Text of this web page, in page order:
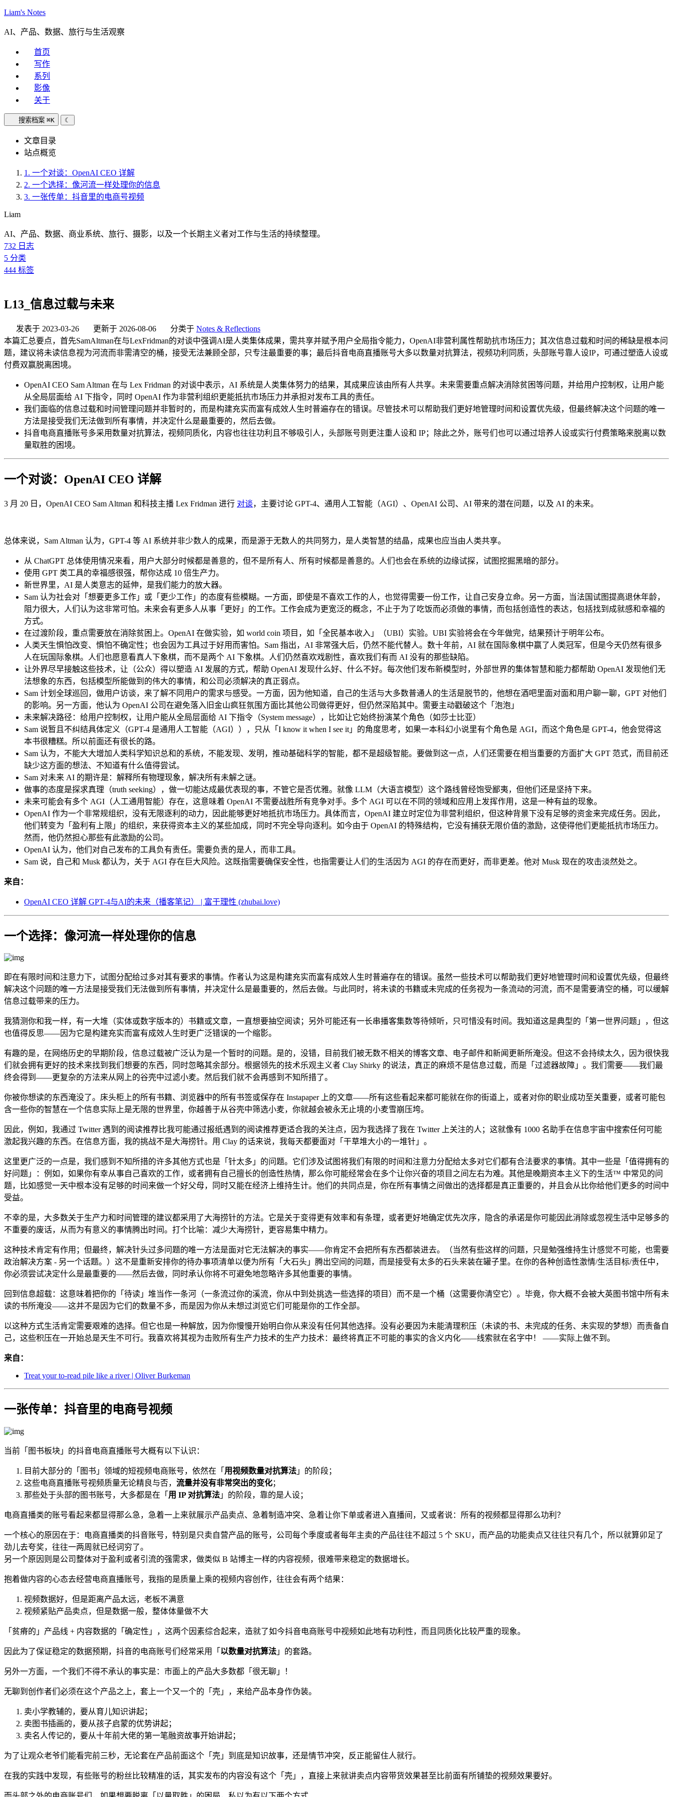
Liam's Notes
AI、产品、数据、旅行与生活观察
首页
写作
系列
影像
关于
搜索档案 ⌘K ☾
文章目录
站点概览
1. 一个对谈：OpenAI CEO 详解
2. 一个选择：像河流一样处理你的信息
3. 一张传单：抖音里的电商号视频
Liam
AI、产品、数据、商业系统、旅行、摄影，以及一个长期主义者对工作与生活的持续整理。
732 日志
5 分类
444 标签
L13_信息过载与未来
发表于 2023-03-26 更新于 2026-08-06 分类于 Notes & Reflections
本篇汇总要点，首先SamAltman在与LexFridman的对谈中强调AI是人类集体成果，需共享并赋予用户全局指令能力，OpenAI非营利属性帮助抗市场压力；其次信息过载和时间的稀缺是根本问
题，建议将未读信息视为河流而非需清空的桶，接受无法兼顾全部，只专注最重要的事；最后抖音电商直播账号大多以数量对抗算法，视频功利同质，头部账号靠人设IP，可通过塑造人设或
付费双赢脱离困境。
OpenAI CEO Sam Altman 在与 Lex Fridman 的对谈中表示，AI 系统是人类集体努力的结果，其成果应该由所有人共享。未来需要重点解决消除贫困等问题，并给用户控制权，让用户能
从全局层面给 AI 下指令，同时 OpenAI 作为非营利组织更能抵抗市场压力并承担对发布工具的责任。
我们面临的信息过载和时间管理问题并非暂时的，而是构建充实而富有成效人生时普遍存在的错误。尽管技术可以帮助我们更好地管理时间和设置优先级，但最终解决这个问题的唯一
方法是接受我们无法做到所有事情，并决定什么是最重要的，然后去做。
抖音电商直播账号多采用数量对抗算法，视频同质化，内容也往往功利且不够吸引人，头部账号则更注重人设和 IP；除此之外，账号们也可以通过培养人设或实行付费策略来脱离以数
量取胜的困境。
一个对谈：OpenAI CEO 详解
3 月 20 日，OpenAI CEO Sam Altman 和科技主播 Lex Fridman 进行 对谈，主要讨论 GPT-4、通用人工智能（AGI）、OpenAI 公司、AI 带来的潜在问题，以及 AI 的未来。
总体来说，Sam Altman 认为，GPT-4 等 AI 系统并非少数人的成果，而是源于无数人的共同努力，是人类智慧的结晶，成果也应当由人类共享。
从 ChatGPT 总体使用情况来看，用户大部分时候都是善意的，但不是所有人、所有时候都是善意的。人们也会在系统的边缘试探，试图挖掘黑暗的部分。
使用 GPT 类工具的幸福感很强，帮你达成 10 倍生产力。
新世界里，AI 是人类意志的延伸，是我们能力的放大器。
Sam 认为社会对「想要更多工作」或「更少工作」的态度有些模糊。一方面，即使是不喜欢工作的人，也觉得需要一份工作，让自己安身立命。另一方面，当法国试图提高退休年龄，
阻力很大，人们认为这非常可怕。未来会有更多人从事「更好」的工作。工作会成为更宽泛的概念，不止于为了吃饭而必须做的事情，而包括创造性的表达，包括找到成就感和幸福的
方式。
在过渡阶段，重点需要放在消除贫困上。OpenAI 在做实验，如 world coin 项目，如「全民基本收入」（UBI）实验。UBI 实验将会在今年做完，结果预计于明年公布。
人类天生惧怕改变、惧怕不确定性；也会因为工具过于好用而害怕。Sam 指出，AI 非常强大后，仍然不能代替人。数十年前，AI 就在国际象棋中赢了人类冠军，但是今天仍然有很多
人在玩国际象棋。人们也愿意看真人下象棋，而不是两个 AI 下象棋。人们仍然喜欢戏剧性，喜欢我们有而 AI 没有的那些缺陷。
让外界尽早接触这些技术，让（公众）得以塑造 AI 发展的方式，帮助 OpenAI 发现什么好、什么不好。每次他们发布新模型时，外部世界的集体智慧和能力都帮助 OpenAI 发现他们无
法想象的东西，包括模型所能做到的伟大的事情，和公司必须解决的真正弱点。
Sam 计划全球巡回，做用户访谈，来了解不同用户的需求与感受。一方面，因为他知道，自己的生活与大多数普通人的生活是脱节的，他想在酒吧里面对面和用户聊一聊，GPT 对他们
的影响。另一方面，他认为 OpenAI 公司在避免落入旧金山疯狂氛围方面比其他公司做得更好，但仍然深陷其中。需要主动戳破这个「泡泡」
未来解决路径：给用户控制权，让用户能从全局层面给 AI 下指令（System message），比如让它始终扮演某个角色（如莎士比亚）
Sam 说暂且不纠结具体定义（GPT-4 是通用人工智能（AGI）），只从「I know it when I see it」的角度思考，如果一本科幻小说里有个角色是 AGI，而这个角色是 GPT-4，他会觉得这
本书很糟糕。所以前面还有很长的路。
Sam 认为，不能大大增加人类科学知识总和的系统，不能发现、发明，推动基础科学的智能，都不是超级智能。要做到这一点，人们还需要在相当重要的方面扩大 GPT 范式，而目前还
缺少这方面的想法、不知道有什么值得尝试。
Sam 对未来 AI 的期许是：解释所有物理现象，解决所有未解之谜。
做事的态度是探求真理（truth seeking），做一切能达成最优表现的事，不管它是否优雅。就像 LLM（大语言模型）这个路线曾经饱受鄙夷，但他们还是坚持下来。
未来可能会有多个 AGI（人工通用智能）存在，这意味着 OpenAI 不需要战胜所有竞争对手。多个 AGI 可以在不同的领域和应用上发挥作用，这是一种有益的现象。
OpenAI 作为一个非常规组织，没有无限逐利的动力，因此能够更好地抵抗市场压力。具体而言，OpenAI 建立时定位为非营利组织，但这种背景下没有足够的资金来完成任务。因此，
他们转变为「盈利有上限」的组织，来获得资本主义的某些加成，同时不完全导向逐利。如今由于 OpenAI 的特殊结构，它没有捕获无限价值的激励，这使得他们更能抵抗市场压力。
然而，他仍然担心那些有此激励的公司。
OpenAI 认为，他们对自己发布的工具负有责任。需要负责的是人，而非工具。
Sam 说，自己和 Musk 都认为，关于 AGI 存在巨大风险。这既指需要确保安全性，也指需要让人们的生活因为 AGI 的存在而更好，而非更差。他对 Musk 现在的攻击淡然处之。
来自：
OpenAI CEO 详解 GPT-4与AI的未来（播客笔记） | 富于理性 (zhubai.love)
一个选择：像河流一样处理你的信息
即在有限时间和注意力下，试图分配给过多对其有要求的事情。作者认为这是构建充实而富有成效人生时普遍存在的错误。虽然一些技术可以帮助我们更好地管理时间和设置优先级，但最终
解决这个问题的唯一方法是接受我们无法做到所有事情，并决定什么是最重要的，然后去做。与此同时，将未读的书籍或未完成的任务视为一条流动的河流，而不是需要清空的桶，可以缓解
信息过载带来的压力。
我猜测你和我一样，有一大堆（实体或数字版本的）书籍或文章，一直想要抽空阅读；另外可能还有一长串播客集数等待倾听，只可惜没有时间。我知道这是典型的「第一世界问题」，但这
也值得反思——因为它是构建充实而富有成效人生时更广泛错误的一个缩影。
有趣的是，在网络历史的早期阶段，信息过载被广泛认为是一个暂时的问题。是的，没错，目前我们被无数不相关的博客文章、电子邮件和新闻更新所淹没。但这不会持续太久，因为很快我
们就会拥有更好的技术来找到我们想要的东西，同时忽略其余部分。根据领先的技术乐观主义者 Clay Shirky 的说法，真正的麻烦不是信息过载，而是「过滤器故障」。我们需要——我们最
终会得到——更复杂的方法来从网上的谷壳中过滤小麦。然后我们就不会再感到不知所措了。
你被你想读的东西淹没了。床头柜上的所有书籍、浏览器中的所有书签或保存在 Instapaper 上的文章——所有这些看起来都可能就在你的街道上，或者对你的职业成功至关重要，或者可能包
含一些你的智慧在一个信息实际上是无限的世界里，你越善于从谷壳中筛选小麦，你就越会被永无止境的小麦雪崩压垮。
因此，例如，我通过 Twitter 遇到的阅读推荐比我可能通过报纸遇到的阅读推荐更适合我的关注点，因为我选择了我在 Twitter 上关注的人；这就像有 1000 名助手在信息宇宙中搜索任何可能
激起我兴趣的东西。在信息方面，我的挑战不是大海捞针。用 Clay 的话来说，我每天都要面对「干草堆大小的一堆针」。
这里更广泛的一点是，我们感到不知所措的许多其他方式也是「针太多」的问题。它们涉及试图将我们有限的时间和注意力分配给太多对它们都有合法要求的事情。其中一些是「值得拥有的
好问题」：例如，如果你有幸从事自己喜欢的工作，或者拥有自己擅长的创造性热情，那么你可能经常会在多个让你兴奋的项目之间左右为难。其他是晚期资本主义下的生活™ 中常见的问
题，比如感觉一天中根本没有足够的时间来做一个好父母，同时又能在经济上维持生计。他们的共同点是，你在所有事情之间做出的选择都是真正重要的，并且会从比你给他们更多的时间中
受益。
不幸的是，大多数关于生产力和时间管理的建议都采用了大海捞针的方法。它是关于变得更有效率和有条理，或者更好地确定优先次序，隐含的承诺是你可能因此消除或忽视生活中足够多的
不重要的废话，从而为有意义的事情腾出时间。打个比喻：减少大海捞针，更容易集中精力。
这种技术肯定有作用；但最终，解决针头过多问题的唯一方法是面对它无法解决的事实——你肯定不会把所有东西都装进去。（当然有些这样的问题，只是勉强维持生计感觉不可能，也需要
政治解决方案 - 另一个话题。）这不是重新安排你的待办事项清单以便为所有「大石头」腾出空间的问题，而是接受有太多的石头来装在罐子里。在你的各种创造性激情/生活目标/责任中，
你必须尝试决定什么是最重要的——然后去做，同时承认你将不可避免地忽略许多其他重要的事情。
回到信息超载：这意味着把你的「待读」堆当作一条河（一条流过你的溪流，你从中到处挑选一些选择的项目）而不是一个桶（这需要你清空它）。毕竟，你大概不会被大英图书馆中所有未
读的书所淹没——这并不是因为它们的数量不多，而是因为你从未想过浏览它们可能是你的工作全部。
以这种方式生活肯定需要艰难的选择。但它也是一种解放，因为你慢慢开始明白你从来没有任何其他选择。没有必要因为未能清理积压（未读的书、未完成的任务、未实现的梦想）而责备自
己，这些积压在一开始总是天生不可行。我喜欢将其视为击败所有生产力技术的生产力技术：最终将真正不可能的事实的含义内化——线索就在名字中！ ——实际上做不到。
来自：
Treat your to-read pile like a river | Oliver Burkeman
一张传单：抖音里的电商号视频
当前「图书板块」的抖音电商直播账号大概有以下认识：
目前大部分的「图书」领域的短视频电商账号，依然在「 用视频数量对抗算法 」的阶段；
这些电商直播账号视频质量无论精良与否， 流量并没有非常突出的变化；
那些处于头部的图书账号，大多都是在「 用 IP 对抗算法 」的阶段，靠的是人设；
电商直播类的账号看起来都显得那么急，急着一上来就展示产品卖点、急着制造冲突、急着让你下单或者进入直播间，又或者说：所有的视频都显得那么功利？
一个核心的原因在于：电商直播类的抖音账号，特别是只卖自营产品的账号，公司每个季度或者每年主卖的产品往往不超过 5 个 SKU，而产品的功能卖点又往往只有几个，所以就算卯足了
劲儿去夸奖，往往一两周就已经词穷了。
另一个原因则是公司整体对于盈利或者引流的强需求，做类似 B 站博主一样的内容视频，很难带来稳定的数据增长。
抱着做内容的心态去经营电商直播账号，我指的是质量上乘的视频内容创作，往往会有两个结果：
视频数据好，但是距离产品太远，老板不满意
视频紧贴产品卖点，但是数据一般，整体体量做不大
「贫瘠的」产品线 + 内容数据的「确定性」，这两个因素综合起来，造就了如今抖音电商账号中视频如此地有功利性，而且同质化比较严重的现象。
因此为了保证稳定的数据预期，抖音的电商账号们经常采用「 以数量对抗算法 」的套路。
另外一方面，一个我们不得不承认的事实是：市面上的产品大多数都「很无聊」！
无聊到创作者们必须在这个产品之上，套上一个又一个的「壳」，来给产品本身作伪装。
卖小学教辅的，要从育儿知识讲起；
卖图书插画的，要从孩子启蒙的优势讲起；
卖名人传记的，要从十年前大佬的第一笔融资故事开始讲起；
为了让观众老爷们能看完前三秒，无论套在产品前面这个「壳」到底是知识故事，还是情节冲突，反正能留住人就行。
在我的实践中发现，有些账号的粉丝比较精准的话，其实发布的内容没有这个「壳」，直接上来就讲卖点内容带货效果甚至比前面有所铺垫的视频效果要好。